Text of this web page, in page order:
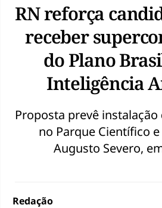
RN reforça
receber
do Plano
Inteligência
Proposta prevê
no Parque Científico
Augusto Severo,
Redação